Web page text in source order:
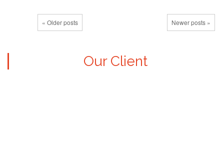
« Older posts Newer posts »
Our Client